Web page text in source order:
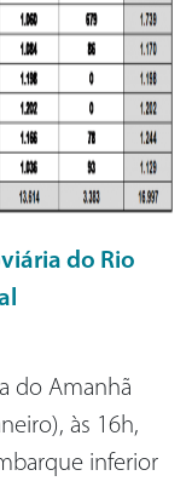
do Rio
do Amanhã
às 16h,
inferior